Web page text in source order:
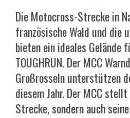
Die Motocross-Strecke in
französische Wald und die
bieten ein ideales Gelände
TOUGHRUN. Der MCC
Großrosseln unterstützen
diesem Jahr. Der MCC
Strecke, sondern auch